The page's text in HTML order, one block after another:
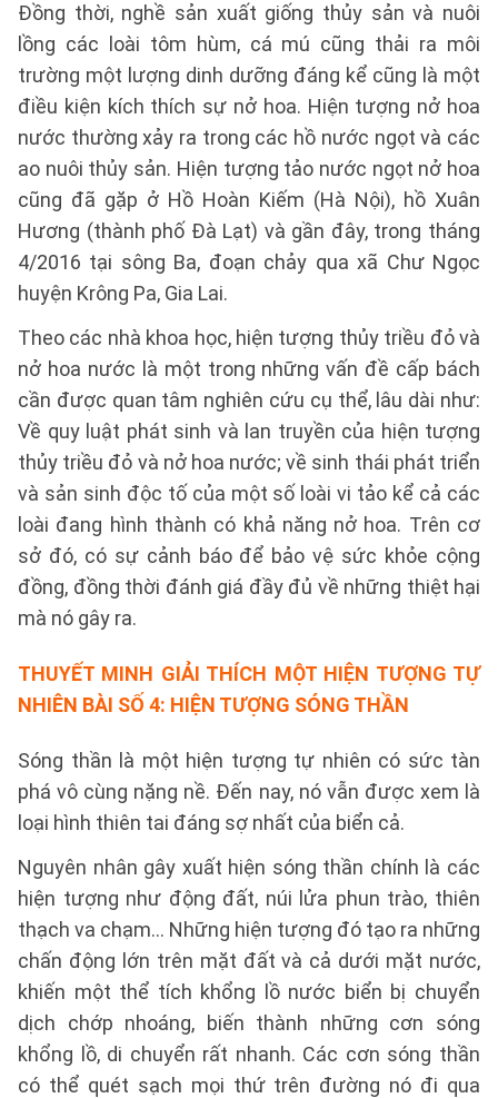
Đồng thời, nghề sản xuất giống thủy sản và nuôi
lồng các loài tôm hùm, cá mú cũng thải ra môi
trường một lượng dinh dưỡng đáng kể cũng là một
điều kiện kích thích sự nở hoa. Hiện tượng nở hoa
nước thường xảy ra trong các hồ nước ngọt và các
ao nuôi thủy sản. Hiện tượng tảo nước ngọt nở hoa
cũng đã gặp ở Hồ Hoàn Kiếm (Hà Nội), hồ Xuân
Hương (thành phố Đà Lạt) và gần đây, trong tháng
4/2016 tại sông Ba, đoạn chảy qua xã Chư Ngọc
huyện Krông Pa, Gia Lai.
Theo các nhà khoa học, hiện tượng thủy triều đỏ và
nở hoa nước là một trong những vấn đề cấp bách
cần được quan tâm nghiên cứu cụ thể, lâu dài như:
Về quy luật phát sinh và lan truyền của hiện tượng
thủy triều đỏ và nở hoa nước; về sinh thái phát triển
và sản sinh độc tố của một số loài vi tảo kể cả các
loài đang hình thành có khả năng nở hoa. Trên cơ
sở đó, có sự cảnh báo để bảo vệ sức khỏe cộng
đồng, đồng thời đánh giá đầy đủ về những thiệt hại
mà nó gây ra.
THUYẾT MINH GIẢI THÍCH MỘT HIỆN TƯỢNG TỰ
NHIÊN BÀI SỐ 4: HIỆN TƯỢNG SÓNG THẦN
Sóng thần là một hiện tượng tự nhiên có sức tàn
phá vô cùng nặng nề. Đến nay, nó vẫn được xem là
loại hình thiên tai đáng sợ nhất của biển cả.
Nguyên nhân gây xuất hiện sóng thần chính là các
hiện tượng như động đất, núi lửa phun trào, thiên
thạch va chạm… Những hiện tượng đó tạo ra những
chấn động lớn trên mặt đất và cả dưới mặt nước,
khiến một thể tích khổng lồ nước biển bị chuyển
dịch chớp nhoáng, biến thành những cơn sóng
khổng lồ, di chuyển rất nhanh. Các cơn sóng thần
có thể quét sạch mọi thứ trên đường nó đi qua